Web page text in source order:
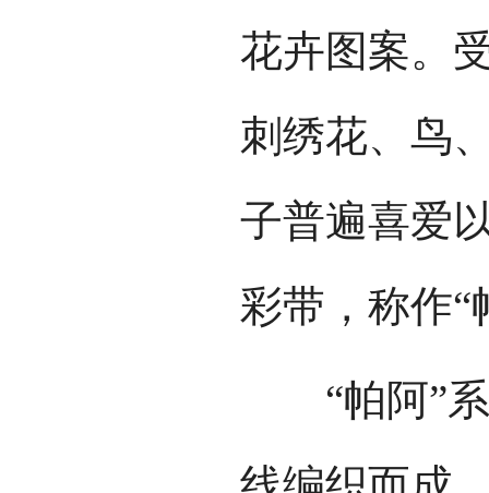
花卉图案。
刺绣花、鸟
子普遍喜爱
彩带，称作“
“帕阿”系